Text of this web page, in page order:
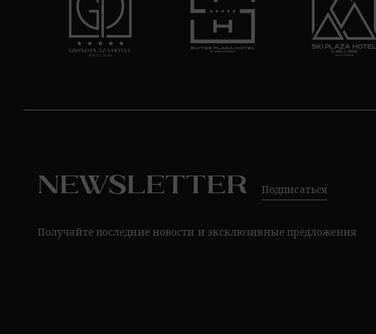
Newsletter Подписаться
Получайте последние новости и эксклюзивные предложения